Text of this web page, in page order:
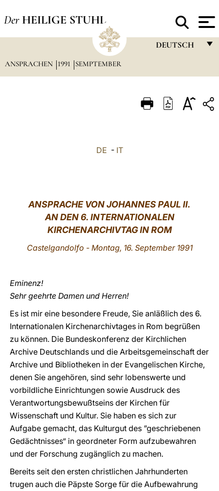
Der HEILIGE STUHL
DEUTSCH
ITALIANO
中文
LATINE
ANSPRACHEN 1991 SEMPTEMBER
DE - IT
ANSPRACHE VON JOHANNES PAUL II.
AN DEN 6. INTERNATIONALEN
KIRCHENARCHIVTAG IN ROM
Castelgandolfo - Montag, 16. September 1991
Eminenz!
Sehr geehrte Damen und Herren!
Es ist mir eine besondere Freude, Sie anläßlich des 6.
Internationalen Kirchenarchivtages in Rom begrüßen
zu können. Die Bundeskonferenz der Kirchlichen
Archive Deutschlands und die Arbeitsgemeinschaft der
Archive und Bibliotheken in der Evangelischen Kirche,
denen Sie angehören, sind sehr lobenswerte und
vorbildliche Einrichtungen sowie Ausdruck des
Verantwortungsbewußtseins der Kirchen für
Wissenschaft und Kultur. Sie haben es sich zur
Aufgabe gemacht, das Kulturgut des ”geschriebenen
Gedächtnisses“ in geordneter Form aufzubewahren
und der Forschung zugänglich zu machen.
Bereits seit den ersten christlichen Jahrhunderten
trugen auch die Päpste Sorge für die Aufbewahrung